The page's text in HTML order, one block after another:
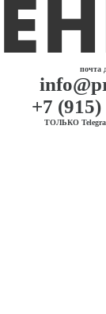
почта
+7
ТОЛЬКО